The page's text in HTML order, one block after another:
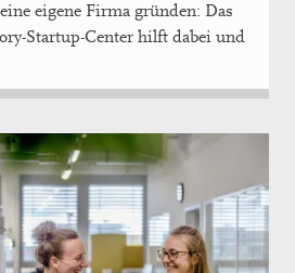
eigene Firma gründen: Das
Startup-Center hilft dabei und